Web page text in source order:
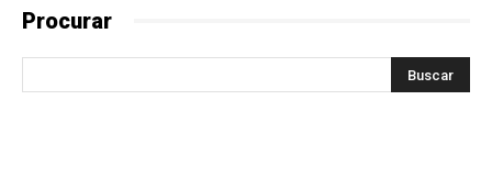
Procurar